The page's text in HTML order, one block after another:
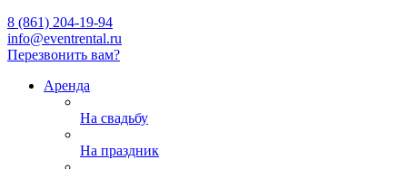
8 (861) 204-19-94
info@eventrental.ru
Перезвонить вам?
Аренда
На свадьбу
На праздник